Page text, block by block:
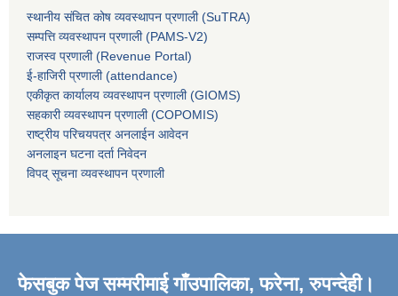
स्थानीय संचित कोष व्यवस्थापन प्रणाली (SuTRA)
सम्पत्ति व्यवस्थापन प्रणाली (PAMS-V2)
राजस्व प्रणाली (Revenue Portal)
ई-हाजिरी प्रणाली (attendance)
एकीकृत कार्यालय व्यवस्थापन प्रणाली (GIOMS)
सहकारी व्यवस्थापन प्रणाली (COPOMIS)
राष्ट्रीय परिचयपत्र अनलाईन आवेदन
अनलाइन घटना दर्ता निवेदन
विपद् सूचना व्यवस्थापन प्रणाली
फेसबुक पेज सम्मरीमाई गाँउपालिका, फरेना, रुपन्देही।